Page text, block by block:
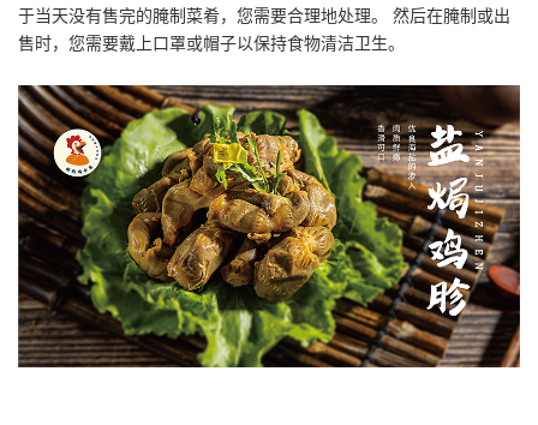
于当天没有售完的腌制菜肴，您需要合理地处理。 然后在腌制或出
售时，您需要戴上口罩或帽子以保持食物清洁卫生。